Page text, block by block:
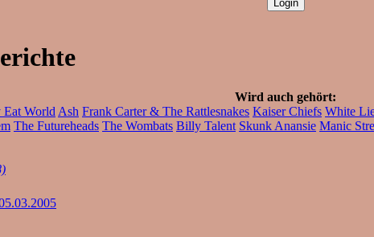
Wird auch gehört:
Eat World Ash Frank Carter & The Rattlesnakes Kaiser Chiefs White
The Futureheads The Wombats Billy Talent Skunk Anansie Manic